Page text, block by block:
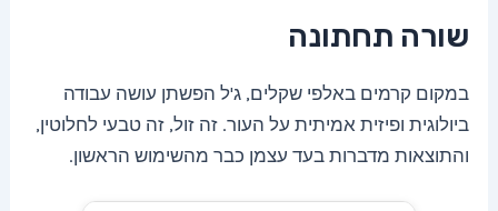
שורה תחתונה
במקום קרמים באלפי שקלים, ג'ל הפשתן עושה עבודה
ביולוגית ופיזית אמיתית על העור. זה זול, זה טבעי לחלוטין,
והתוצאות מדברות בעד עצמן כבר מהשימוש הראשון.